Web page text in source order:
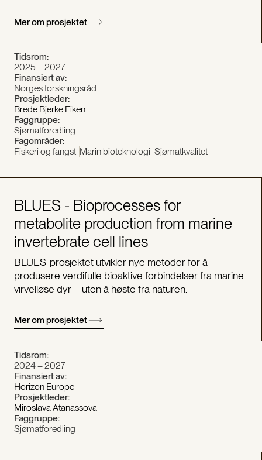
Mer om prosjektet
Tidsrom:
2025 – 2027
Finansiert av:
Norges forskningsråd
Prosjektleder:
Brede Bjerke Eiken
Faggruppe:
Sjømatforedling
Fagområder:
Fiskeri og fangst Marin bioteknologi Sjømatkvalitet
BLUES - Bioprocesses for
metabolite production from marine
invertebrate cell lines
BLUES-prosjektet utvikler nye metoder for å
produsere verdifulle bioaktive forbindelser fra marine
virvelløse dyr – uten å høste fra naturen.
Mer om prosjektet
Tidsrom:
2024 – 2027
Finansiert av:
Horizon Europe
Prosjektleder:
Miroslava Atanassova
Faggruppe:
Sjømatforedling